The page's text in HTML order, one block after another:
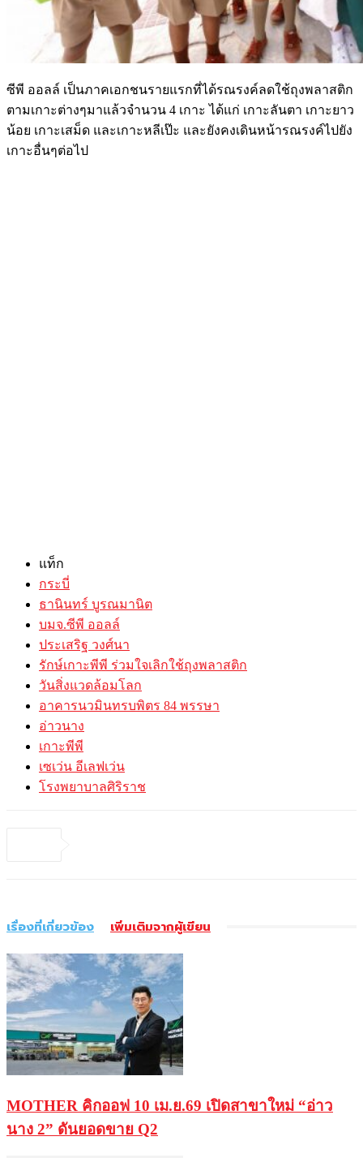
ซีพี ออลล์ เป็นภาคเอกชนรายแรกที่ได้รณรงค์ลดใช้ถุงพลาสติก
ตามเกาะต่างๆมาแล้วจำนวน 4 เกาะ ได้แก่ เกาะลันตา เกาะยาว
น้อย เกาะเสม็ด และเกาะหลีเป๊ะ และยังคงเดินหน้ารณรงค์ไปยัง
เกาะอื่นๆต่อไป
แท็ก
กระบี่
ธานินทร์ บูรณมานิต
บมจ.ซีพี ออลล์
ประเสริฐ วงศ์นา
รักษ์เกาะพีพี ร่วมใจเลิกใช้ถุงพลาสติก
วันสิ่งแวดล้อมโลก
อาคารนวมินทรบพิตร 84 พรรษา
อ่าวนาง
เกาะพีพี
เซเว่น อีเลฟเว่น
โรงพยาบาลศิริราช
เรื่องที่เกี่ยวข้อง เพิ่มเติมจากผู้เขียน
MOTHER คิกออฟ 10 เม.ย.69 เปิดสาขาใหม่ “อ่าว
นาง 2” ดันยอดขาย Q2